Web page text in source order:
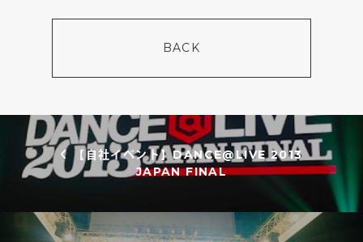
BACK
投稿ナビゲーション
【自社イベント】DANCE@LIVE 2013
JAPAN FINAL